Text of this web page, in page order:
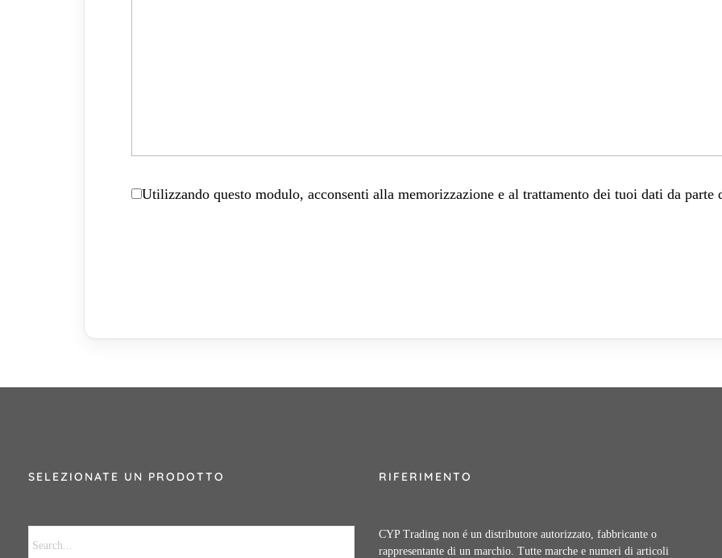
Utilizzando questo modulo, acconsenti alla memorizzazione e al trattamento dei tuoi dati da parte
SELEZIONATE UN PRODOTTO RIFERIMENTO
CYP Trading non é un distributore autorizzato, fabbricante o
rappresentante di un marchio. Tutte marche e numeri di articoli